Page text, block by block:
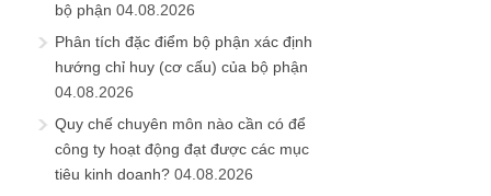
bộ phận 04.08.2026
Phân tích đặc điểm bộ phận xác định
hướng chỉ huy (cơ cấu) của bộ phận
04.08.2026
Quy chế chuyên môn nào cần có để
công ty hoạt động đạt được các mục
tiêu kinh doanh? 04.08.2026